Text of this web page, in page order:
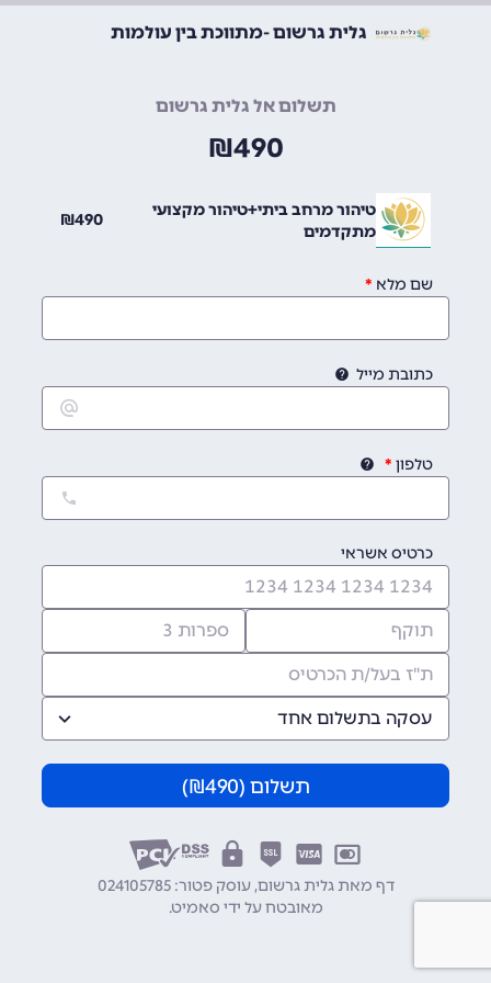
גלית גרשום -מתווכת בין עולמות
תשלום אל גלית גרשום
490
₪
טיהור מרחב ביתי+טיהור מקצועי
מתקדמים
490
₪
שם מלא
כתובת מייל
טלפון
כרטיס אשראי
עסקה בתשלום אחד
תשלום (490
₪)
דף מאת גלית גרשום, עוסק פטור: 024105785
מאובטח על ידי סאמיט.